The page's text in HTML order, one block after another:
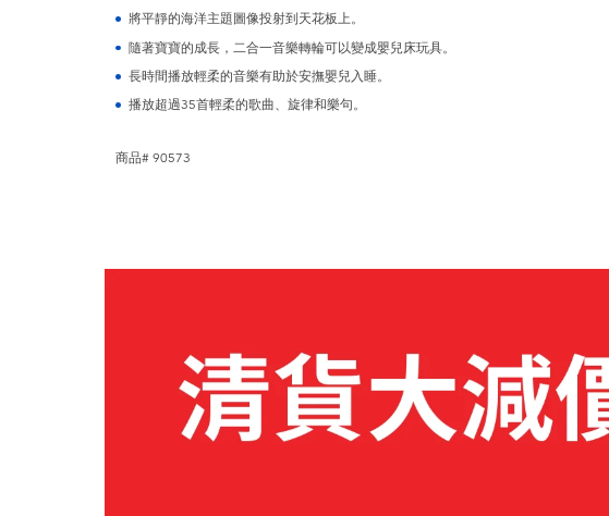
將平靜的海洋主題圖像投射到天花板上。
隨著寶寶的成長，二合一音樂轉輪可以變成嬰兒床玩具。
長時間播放輕柔的音樂有助於安撫嬰兒入睡。
播放超過35首輕柔的歌曲、旋律和樂句。
商品# 90573